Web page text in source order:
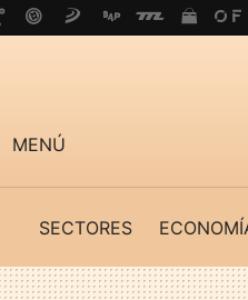
MENÚ
SECTORES